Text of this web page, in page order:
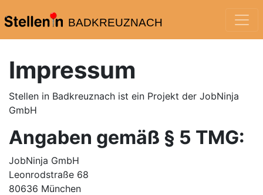
BADKREUZNACH
Impressum
Stellen in Badkreuznach ist ein Projekt der JobNinja
GmbH
Angaben gemäß § 5 TMG:
JobNinja GmbH
Leonrodstraße 68
80636 München